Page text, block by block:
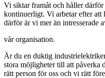
Vi siktar framåt och håller
kontinuerligt. Vi arbetar efter att
därför är vi mer än intresserade
vår organisation.
Är du en duktig
stora möjligheter till att påverka
rätt person för oss och vi rätt